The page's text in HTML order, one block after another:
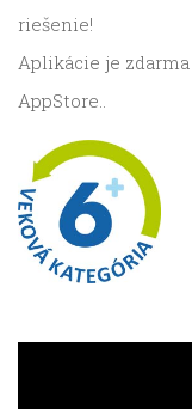
riešenie!
Aplikácie je
AppStore..